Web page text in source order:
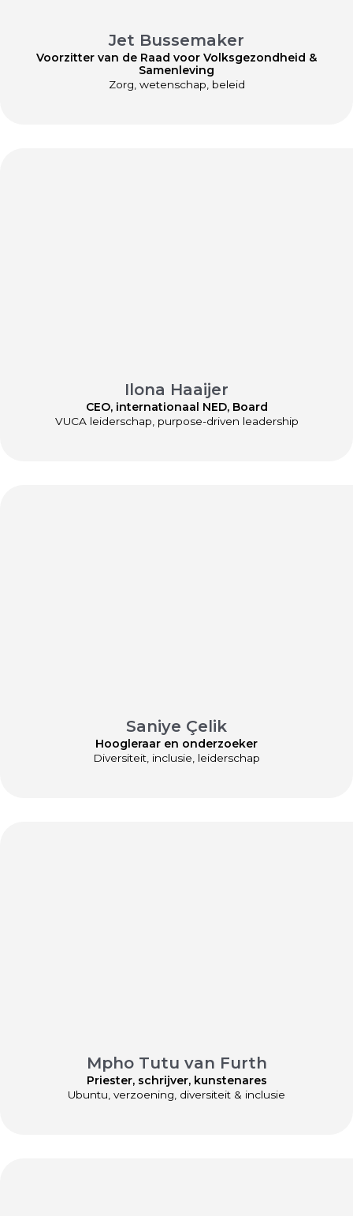
Jet Bussemaker
Voorzitter van de Raad voor Volksgezondheid &
Samenleving
Zorg, wetenschap, beleid
Ilona Haaijer
CEO, internationaal NED, Board
VUCA leiderschap, purpose-driven leadership
Saniye Çelik
Hoogleraar en onderzoeker
Diversiteit, inclusie, leiderschap
Mpho Tutu van Furth
Priester, schrijver, kunstenares
Ubuntu, verzoening, diversiteit & inclusie